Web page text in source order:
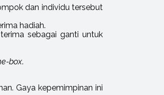
dan individu tersebut
hadiah.
sebagai ganti untuk
box.
Gaya kepemimpinan ini